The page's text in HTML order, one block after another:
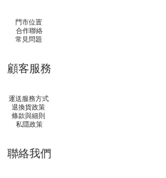
門市位置
合作聯絡
常見問題
顧客服務
運送服務方式
退換貨政策
條款與細則
私隱政策
聯絡我們